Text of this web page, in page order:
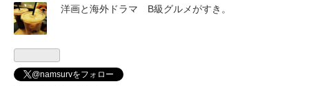
洋画と海外ドラマ B級グルメがすき。
@namsurvをフォロー